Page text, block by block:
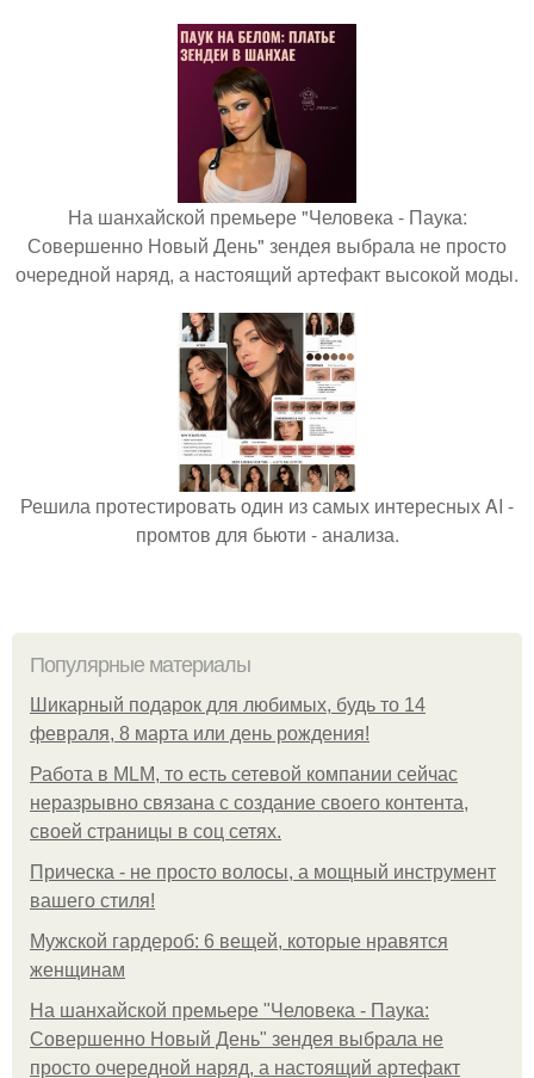
На шанхайской премьере "Человека - Паука:
Совершенно Новый День" зендея выбрала не просто
очередной наряд, а настоящий артефакт высокой моды.
Решила протестировать один из самых интересных AI -
промтов для бьюти - анализа.
Популярные материалы
Шикарный подарок для любимых, будь то 14
февраля, 8 марта или день рождения!
Работа в MLM, то есть сетевой компании сейчас
неразрывно связана с создание своего контента,
своей страницы в соц сетях.
Прическа - не просто волосы, а мощный инструмент
вашего стиля!
Мужской гардероб: 6 вещей, которые нравятся
женщинам
На шанхайской премьере "Человека - Паука:
Совершенно Новый День" зендея выбрала не
просто очередной наряд, а настоящий артефакт